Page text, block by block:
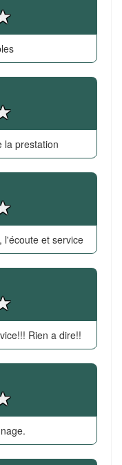
la prestation
l'écoute et service
Rien a dire!!